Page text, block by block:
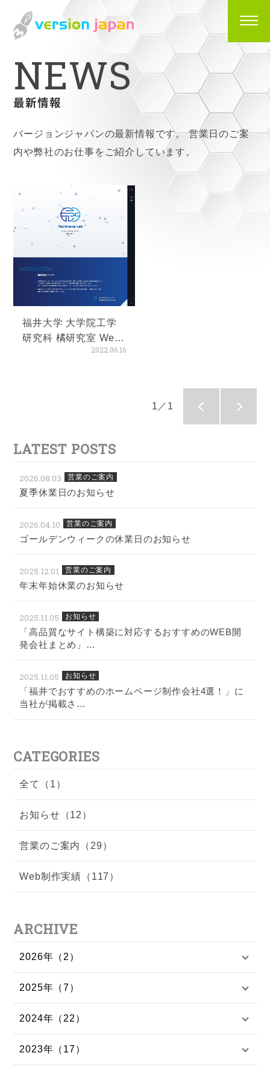
NEWS
最新情報
バージョンジャパンの最新情報です。営業日のご案
内や弊社のお仕事をご紹介しています。
福井大学 大学院工学
研究科 橘研究室 Web
2022.06.16
1／1
LATEST POSTS
2026.08.03 営業のご案内
夏季休業日のお知らせ
2026.04.10 営業のご案内
ゴールデンウィークの休業日のお知らせ
2025.12.01 営業のご案内
年末年始休業のお知らせ
2025.11.05 お知らせ
「高品質なサイト構築に対応するおすすめのWEB開
発会社まとめ」…
2025.11.05 お知らせ
「福井でおすすめのホームページ制作会社4選！」に
当社が掲載さ…
CATEGORIES
全て（1）
お知らせ（12）
営業のご案内（29）
Web制作実績（117）
ARCHIVE
2026年（2）
2025年（7）
2024年（22）
2023年（17）